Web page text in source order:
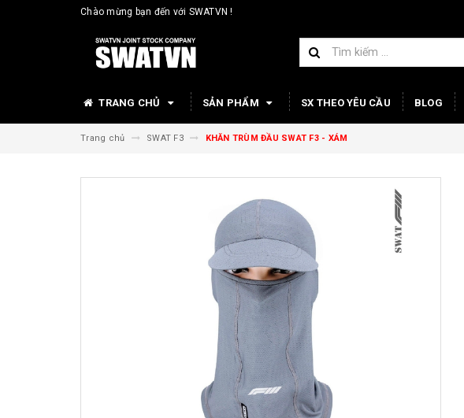
Chào mừng bạn đến với SWATVN !
TRANG CHỦ SẢN PHẨM SX THEO YÊU CẦU BLOG
Trang chủ SWAT F3 KHĂN TRÙM ĐẦU SWAT F3 - XÁM